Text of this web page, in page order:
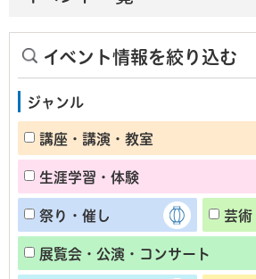
イベント情報を絞り込む
ジャンル
講座・講演・教室
生涯学習・体験
祭り・催し 芸術
展覧会・公演・コンサート